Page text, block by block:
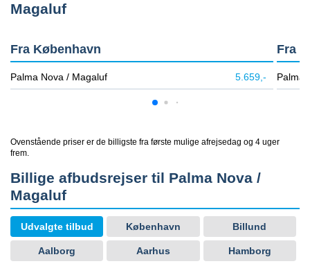
Magaluf
Fra København
Palma Nova / Magaluf 5.659,-
Fra
Palma
Ovenstående priser er de billigste fra første mulige afrejsedag og 4 uger
frem.
Billige afbudsrejser til Palma Nova /
Magaluf
Udvalgte tilbud København Billund
Aalborg Aarhus Hamborg